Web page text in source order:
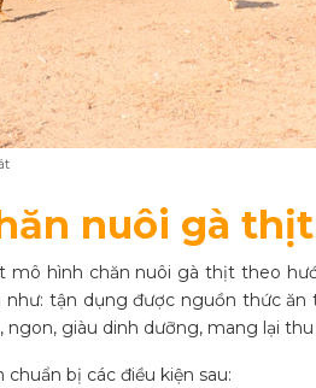
nuôi gà
mô hình chăn nuôi gà thịt theo
như: tận dụng được nguồn thức
ngon, giàu dinh dưỡng, mang lại
bị các điều kiện sau: